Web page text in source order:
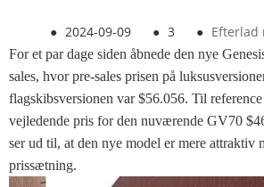
● 2024-09-09 ● 3 ● Efterlad
For et par dage siden åbnede den nye
sales, hvor pre-sales prisen på
flagskibsversionen var $56.056. Til
vejledende pris for den nuværende GV70
ser ud til, at den nye model er mere attraktiv
prissætning.